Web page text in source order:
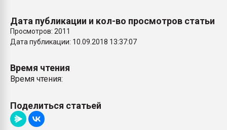
Дата публикации и кол-во просмотров статьи
Просмотров: 2011
Дата публикации: 10.09.2018 13:37:07
Время чтения
Время чтения:
Поделиться статьей